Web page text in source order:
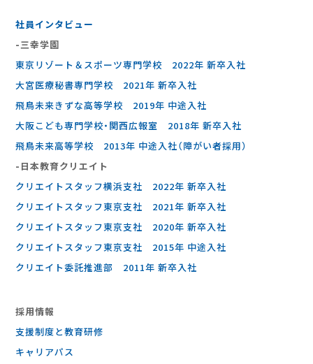
社員インタビュー
-三幸学園
東京リゾート＆スポーツ専門学校 2022年 新卒入社
大宮医療秘書専門学校 2021年 新卒入社
飛鳥未来きずな高等学校 2019年 中途入社
大阪こども専門学校・関西広報室 2018年 新卒入社
飛鳥未来高等学校 2013年 中途入社（障がい者採用）
-⽇本教育クリエイト
クリエイトスタッフ横浜支社 2022年 新卒入社
クリエイトスタッフ東京支社 2021年 新卒入社
クリエイトスタッフ東京支社 2020年 新卒入社
クリエイトスタッフ東京支社 2015年 中途入社
クリエイト委託推進部 2011年 新卒入社
採⽤情報
支援制度と教育研修
キャリアパス